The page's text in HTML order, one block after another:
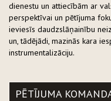
dienestu un attiecībām ar
perspektīvai un pētījuma
ieviesīs daudzslāņainību
un, tādējādi, mazinās kara
instrumentalizāciju.
PĒTĪJUMA